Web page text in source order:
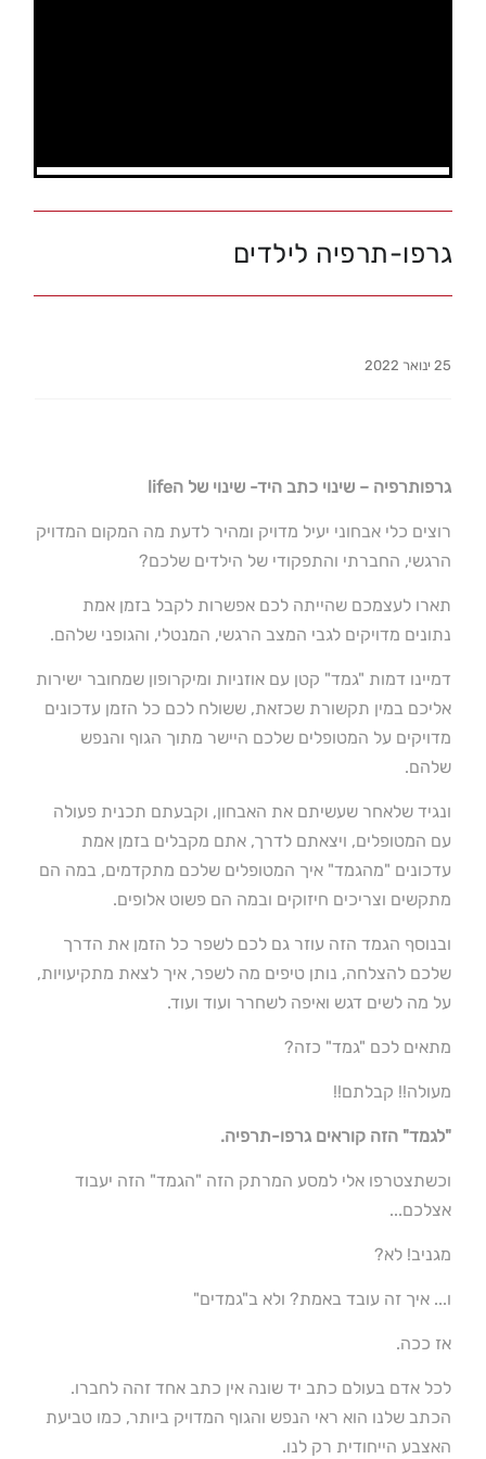
גרפו-תרפיה לילדים
25 ינואר 2022
גרפותרפיה – שינוי כתב היד- שינוי של הlife
רוצים כלי אבחוני יעיל מדויק ומהיר לדעת מה המקום המדויק
הרגשי, החברתי והתפקודי של הילדים שלכם?
תארו לעצמכם שהייתה לכם אפשרות לקבל בזמן אמת
נתונים מדויקים לגבי המצב הרגשי, המנטלי, והגופני שלהם.
דמיינו דמות "גמד" קטן עם אוזניות ומיקרופון שמחובר ישירות
אליכם במין תקשורת שכזאת, ששולח לכם כל הזמן עדכונים
מדויקים על המטופלים שלכם היישר מתוך הגוף והנפש
שלהם.
ונגיד שלאחר שעשיתם את האבחון, וקבעתם תכנית פעולה
עם המטופלים, ויצאתם לדרך, אתם מקבלים בזמן אמת
עדכונים "מהגמד" איך המטופלים שלכם מתקדמים, במה הם
מתקשים וצריכים חיזוקים ובמה הם פשוט אלופים.
ובנוסף הגמד הזה עוזר גם לכם לשפר כל הזמן את הדרך
שלכם להצלחה, נותן טיפים מה לשפר, איך לצאת מתקיעויות,
על מה לשים דגש ואיפה לשחרר ועוד ועוד.
מתאים לכם "גמד" כזה?
מעולה!! קבלתם!!
"לגמד" הזה קוראים גרפו-תרפיה.
וכשתצטרפו אלי למסע המרתק הזה "הגמד" הזה יעבוד
אצלכם...
מגניב! לא?
ו... איך זה עובד באמת? ולא ב"גמדים"
אז ככה.
לכל אדם בעולם כתב יד שונה אין כתב אחד זהה לחברו.
הכתב שלנו הוא ראי הנפש והגוף המדויק ביותר, כמו טביעת
האצבע הייחודית רק לנו.